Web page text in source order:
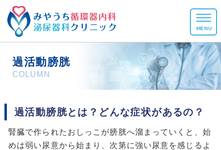
過活動膀胱
COLUMN
MENU
HOME
初めての方へ
症状を調べる
心臓リハビリ
過活動膀胱とは？どんな症状があるの？
腎臓で作られたおしっこが膀胱へ溜まっていくと、始
めは弱い尿意から始まり、次第に強い尿意を感じるよ